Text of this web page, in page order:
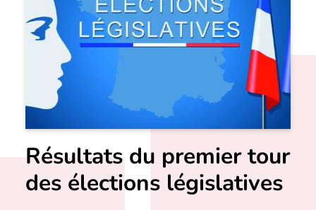
Résultats du premier tour
des élections législatives